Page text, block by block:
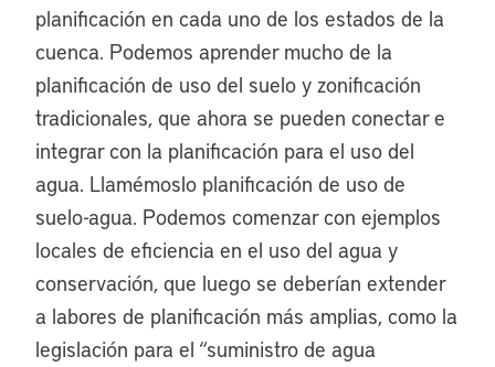
planificación en cada uno de los estados de la
cuenca. Podemos aprender mucho de la
planificación de uso del suelo y zonificación
tradicionales, que ahora se pueden conectar e
integrar con la planificación para el uso del
agua. Llamémoslo planificación de uso de
suelo-agua. Podemos comenzar con ejemplos
locales de eficiencia en el uso del agua y
conservación, que luego se deberían extender
a labores de planificación más amplias, como la
legislación para el “suministro de agua